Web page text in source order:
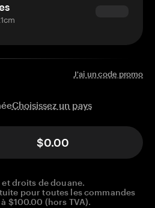
J'ai un code promo
Choisissez un pays
$0.00
et droits de douane.
pour toutes les commandes
$100.00 (hors TVA).